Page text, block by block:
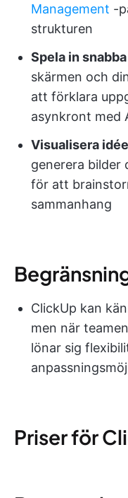
Management -
strukturen
Spela in
skärmen och
att förklara
asynkront med
Visualisera
generera bilder
för att
sammanhang
ClickUp kan
men när
lönar sig
Priser för